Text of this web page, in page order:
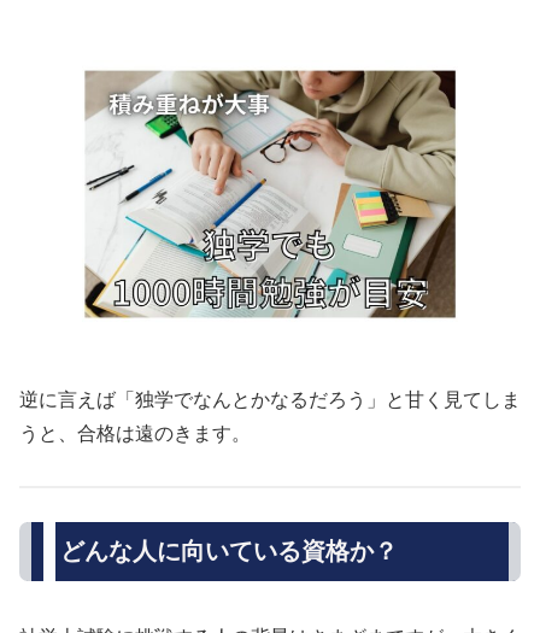
逆に言えば「独学でなんとかなるだろう」と甘く見てしま
うと、合格は遠のきます。
どんな人に向いている資格か？